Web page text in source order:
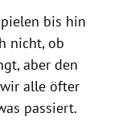
bis hin
nicht, ob
aber den
alle öfter
passiert.